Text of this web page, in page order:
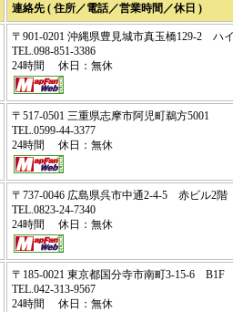
連絡先 ( 住所／電話／営業時間／休日 )
〒901-0201 沖縄県豊見城市真玉橋129-2 ハ
TEL.098-851-3386
24時間 休日：無休
〒517-0501 三重県志摩市阿児町鵜方5001
TEL.0599-44-3377
24時間 休日：無休
〒737-0046 広島県呉市中通2-4-5 赤ビル2階
TEL.0823-24-7340
24時間 休日：無休
〒185-0021 東京都国分寺市南町3-15-6 B1F
TEL.042-313-9567
24時間 休日：無休